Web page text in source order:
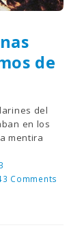
de
del
en los
mentira
Comments